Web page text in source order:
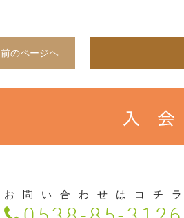
前のページヘ
お問い合わせはコチラ